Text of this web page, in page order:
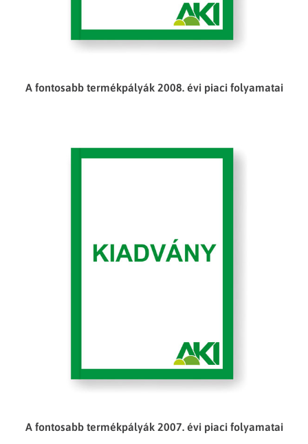
A fontosabb termékpályák 2008. évi piaci folyamatai
A fontosabb termékpályák 2007. évi piaci folyamatai